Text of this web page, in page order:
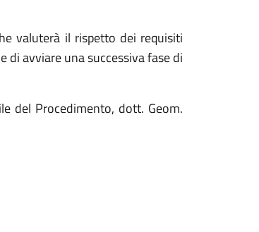
valuterà il rispetto dei requisiti
di avviare una successiva fase di
del Procedimento, dott. Geom.